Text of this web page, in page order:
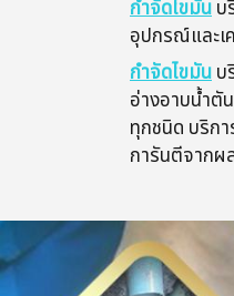
กำจัดไขมันบ
อุปกรณ์และเ
กำจัดไขมันบ
อ่างอาบน้ำตั
ทุกชนิด​ บริกา
การันตี​จาก